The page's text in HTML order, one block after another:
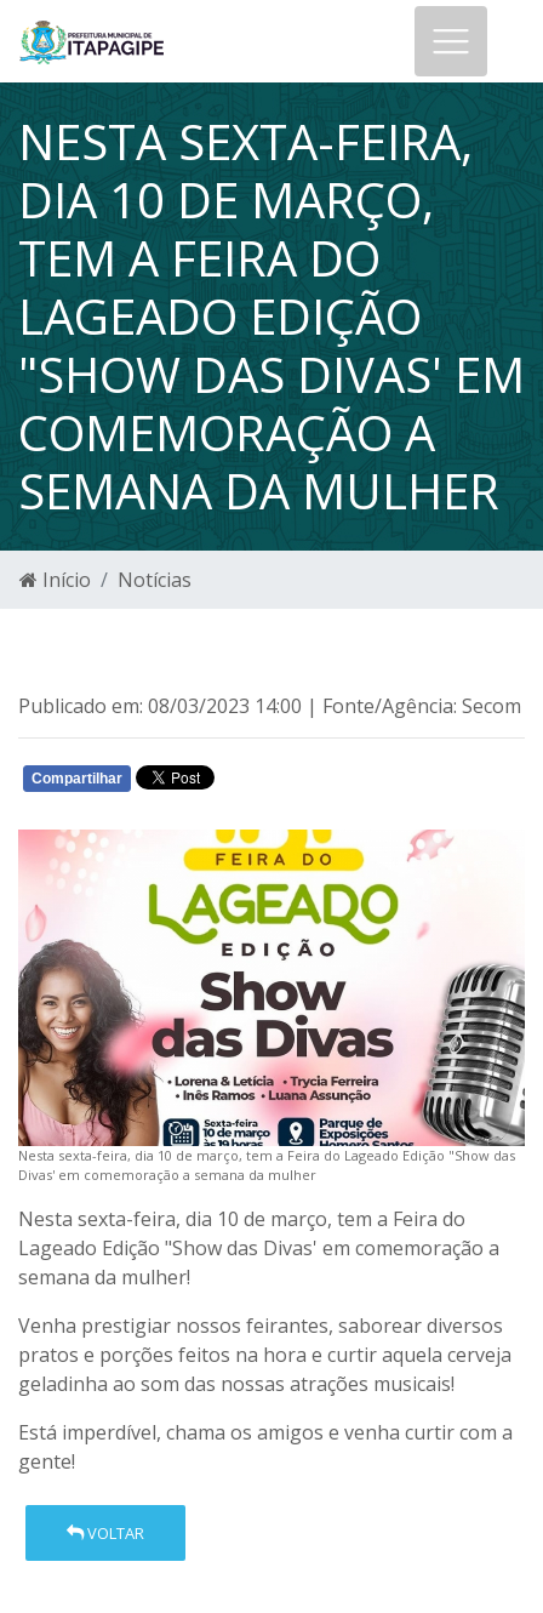
NESTA SEXTA-FEIRA,
DIA 10 DE MARÇO,
TEM A FEIRA DO
LAGEADO EDIÇÃO
"SHOW DAS DIVAS' EM
COMEMORAÇÃO A
SEMANA DA MULHER
Início Notícias
Publicado em: 08/03/2023 14:00 | Fonte/Agência: Secom
Compartilhar
Nesta sexta-feira, dia 10 de março, tem a Feira do Lageado Edição "Show das
Divas' em comemoração a semana da mulher
Nesta sexta-feira, dia 10 de março, tem a Feira do
Lageado Edição "Show das Divas' em comemoração a
semana da mulher!
Venha prestigiar nossos feirantes, saborear diversos
pratos e porções feitos na hora e curtir aquela cerveja
geladinha ao som das nossas atrações musicais!
Está imperdível, chama os amigos e venha curtir com a
gente!
VOLTAR